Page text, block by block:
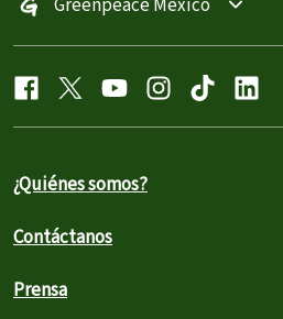
Greenpeace México
¿Quiénes somos?
Contáctanos
Prensa